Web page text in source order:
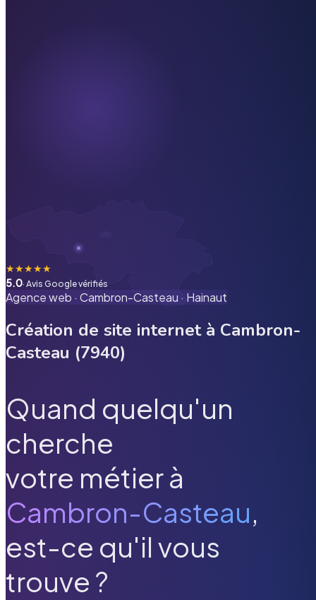
★★★★★
5.0· Avis Google vérifiés
Agence web · Cambron-Casteau · Hainaut
Création de site internet à Cambron-
Casteau (7940)
Quand quelqu'un
cherche
votre métier à
Cambron-Casteau,
est-ce qu'il vous
trouve ?